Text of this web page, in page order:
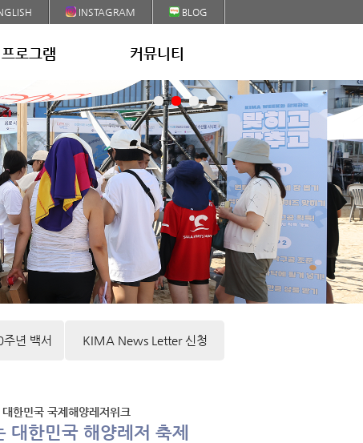
INSTAGRAM BLOG
프로그램 커뮤니티
년 백서 KIMA News Letter 신청
한민국 국제해양레저위크
대한민국 해양레저 축제